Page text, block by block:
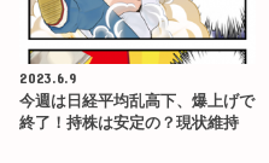
2023.6.9
今週は日経平均乱高下、爆上げで
終了！持株は安定の？現状維持